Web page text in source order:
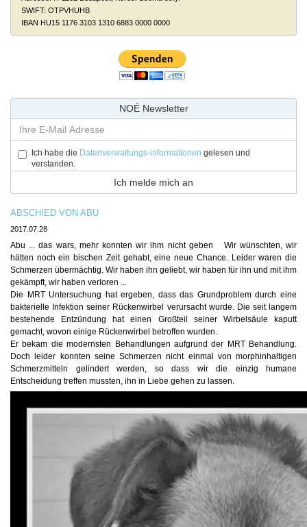
SWIFT: OTPVHUHB
IBAN HU15 1176 3103 1310 6883 0000 0000
NOÉ Newsletter
Ich habe die Datenverwaltungs-informationen gelesen und
verstanden.
ABSCHIED VON ABU
2017.07.28
Abu ... das wars, mehr konnten wir ihm nicht geben
Wir wünschten, wir
hätten noch ein bischen Zeit gehabt, eine neue Chance. Leider waren die
Schmerzen übermächtig. Wir haben ihn geliebt, wir haben für ihn und mit ihm
gekämpft, wir haben verloren ...
Die MRT Untersuchung hat ergeben, dass das Grundproblem durch eine
bakterielle Infektion seiner Rückenwirbel verursacht wurde. Die seit langem
bestehende Entzündung hat einen Großteil seiner Wirbelsäule kaputt
gemacht, wovon einige Rückenwirbel betroffen wurden.
Er bekam die modernsten Behandlungen aufgrund der MRT Behandlung.
Doch leider konnten seine Schmerzen nicht einmal von morphinhaltigen
Schmerzmitteln gelindert werden, so dass wir die einzig humane
Entscheidung treffen mussten, ihn in Liebe gehen zu lassen.